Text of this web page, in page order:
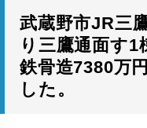
武蔵野市JR三
り三鷹通面す1
鉄骨造7380万
した。